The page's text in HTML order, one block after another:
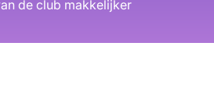
de club makkelijker